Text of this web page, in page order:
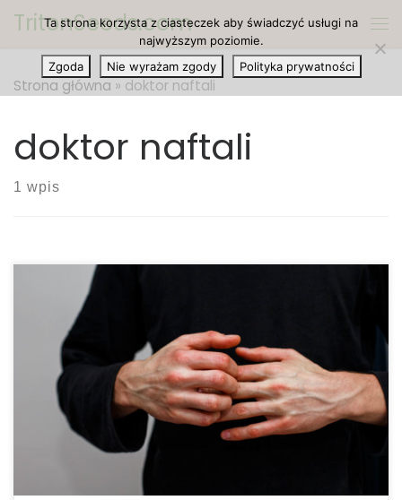
Przejdź do treści
TritonSeeds.com
Strona główna » doktor naftali
doktor naftali
1 wpis
Izraelski lekarz przeprowadza badania nad
stosowaniem marihuany w chorobie Crohna. Dzięki
dziesięcioleciom badań, izraelski lekarz oraz
wiodący naukowiec ds. marihuany znalazł wiele
dowodów, że marihuana może pomóc złagodzić
objawy choroby Crohna, znajdując leczenie, które
skupia się na zmuszeniu choroby do […]
Ta strona korzysta z ciasteczek aby świadczyć usługi na
najwyższym poziomie.
Zgoda
Nie wyrażam zgody Polityka prywatności